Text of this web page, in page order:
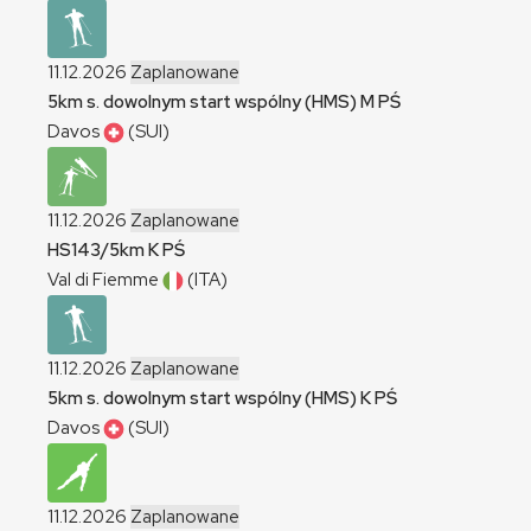
11.12.2026 Zaplanowane
5km s. dowolnym start wspólny (HMS) MPŚ
Davos
(SUI)
11.12.2026 Zaplanowane
HS143/5kmKPŚ
Val di Fiemme
(ITA)
11.12.2026 Zaplanowane
5km s. dowolnym start wspólny (HMS) KPŚ
Davos
(SUI)
11.12.2026 Zaplanowane